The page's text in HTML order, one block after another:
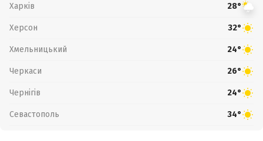
Харків 28°
Херсон 32°
Хмельницький 24°
Черкаси 26°
Чернігів 24°
Севастополь 34°